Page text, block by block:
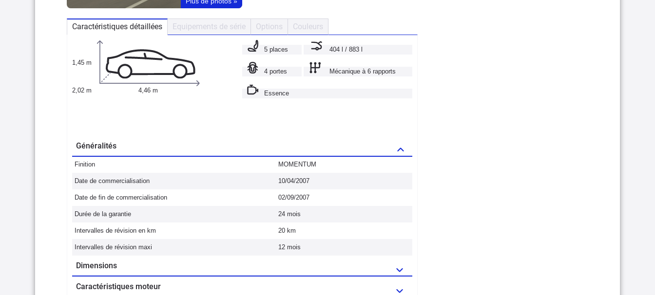
Caractéristiques détaillées Equipements de série Options Couleurs
1,45 m
2,02 m 4,46 m
5 places 404 l / 883 l
4 portes Mécanique à 6 rapports
Essence
Généralités
Finition MOMENTUM
Date de commercialisation 10/04/2007
Date de fin de commercialisation 02/09/2007
Durée de la garantie 24 mois
Intervalles de révision en km 20 km
Intervalles de révision maxi 12 mois
Dimensions
Caractéristiques moteur